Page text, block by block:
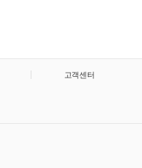
고객센터